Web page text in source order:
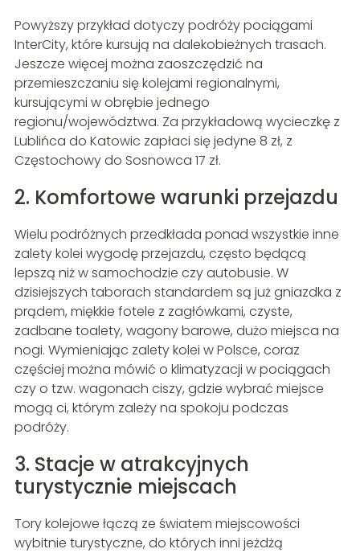
Powyższy przykład dotyczy podróży pociągami
InterCity, które kursują na dalekobieżnych trasach.
Jeszcze więcej można zaoszczędzić na
przemieszczaniu się kolejami regionalnymi,
kursującymi w obrębie jednego
regionu/województwa. Za przykładową wycieczkę z
Lublińca do Katowic zapłaci się jedyne 8 zł, z
Częstochowy do Sosnowca 17 zł.
2. Komfortowe warunki przejazdu
Wielu podróżnych przedkłada ponad wszystkie inne
zalety kolei wygodę przejazdu, często będącą
lepszą niż w samochodzie czy autobusie. W
dzisiejszych taborach standardem są już gniazdka z
prądem, miękkie fotele z zagłówkami, czyste,
zadbane toalety, wagony barowe, dużo miejsca na
nogi. Wymieniając zalety kolei w Polsce, coraz
częściej można mówić o klimatyzacji w pociągach
czy o tzw. wagonach ciszy, gdzie wybrać miejsce
mogą ci, którym zależy na spokoju podczas
podróży.
3. Stacje w atrakcyjnych
turystycznie miejscach
Tory kolejowe łączą ze światem miejscowości
wybitnie turystyczne, do których inni jeżdżą